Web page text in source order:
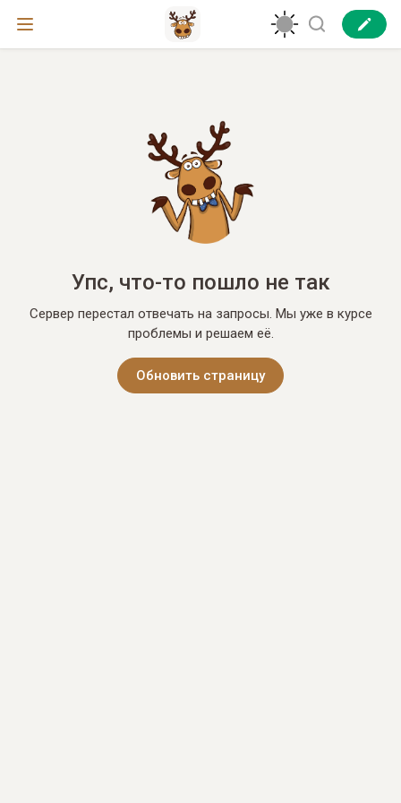
Упс, что-то пошло не так
Сервер перестал отвечать на запросы. Мы уже в курсе
проблемы и решаем её.
Обновить страницу